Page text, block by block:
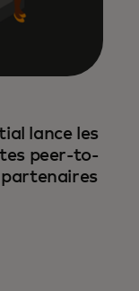
lance les
peer-to-